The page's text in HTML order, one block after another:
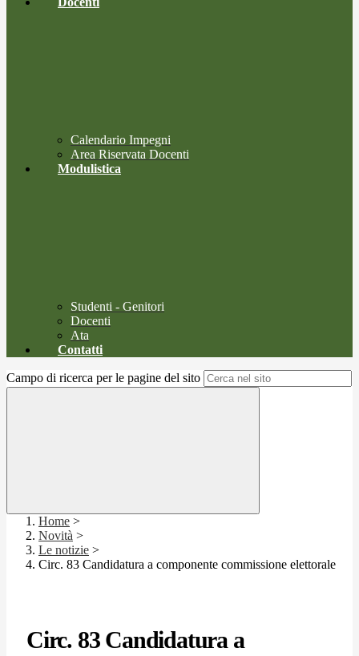
Calendario Impegni
Area Riservata Docenti
Modulistica
Studenti - Genitori
Docenti
Ata
Contatti
Campo di ricerca per le pagine del sito
Home >
Novità >
Le notizie >
Circ. 83 Candidatura a componente commissione elettorale
Circ. 83 Candidatura a